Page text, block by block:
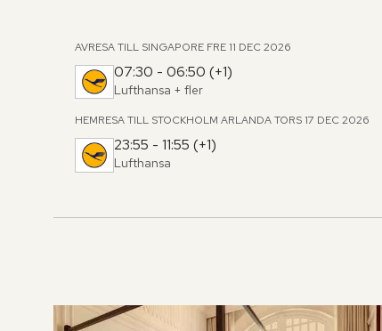
AVRESA TILL SINGAPORE FRE 11 DEC 2026
07:30 - 06:50 (+1)
Lufthansa + fler
HEMRESA TILL STOCKHOLM ARLANDATORS 17 DEC 2026
23:55 - 11:55 (+1)
Lufthansa